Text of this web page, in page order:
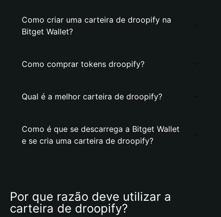
Como criar uma carteira de droopify na
Bitget Wallet?
Como comprar tokens droopify?
Qual é a melhor carteira de droopify?
Como é que se descarrega a Bitget Wallet
e se cria uma carteira de droopify?
Por que razão deve utilizar a
carteira de droopify?